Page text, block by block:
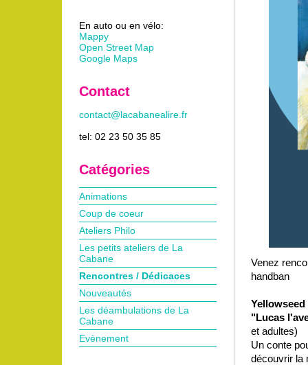
Venez
handban
Yellowseed
"Lucas
et adultes)
Un conte
découvrir la
En auto ou en vélo:
Mappy
Open Street Map
Google Maps
Contact
contact@lacabanealire.fr
tel: 02 23 50 35 85
Catégories
Animations
Coup de coeur
Ateliers Philo
Les petits ateliers de La
Cabane
Rencontres / Dédicaces
Nouveautés
Les déambulations de La
Cabane
Evènement